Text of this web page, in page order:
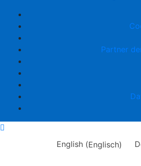
Partner
English (Englisch)